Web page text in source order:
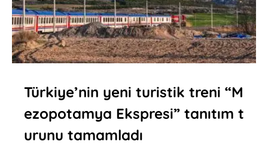
Türkiye’nin yeni turistik treni “M
ezopotamya Ekspresi” tanıtım t
urunu tamamladı